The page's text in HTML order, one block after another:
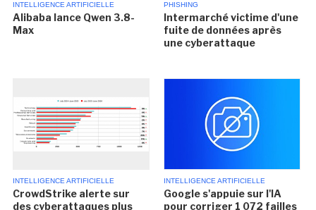
INTELLIGENCE ARTIFICIELLE
Alibaba lance Qwen 3.8-
Max
PHISHING
Intermarché victime d'une
fuite de données après
une cyberattaque
INTELLIGENCE ARTIFICIELLE
CrowdStrike alerte sur
des cyberattaques plus
INTELLIGENCE ARTIFICIELLE
Google s'appuie sur l'IA
pour corriger 1 072 failles